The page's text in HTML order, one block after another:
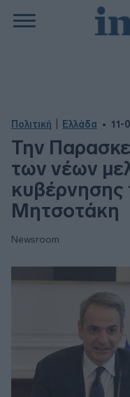
Πολιτική Ελλάδα 11-
Την
των νέων
κυβέρνησης
Μητσοτάκη
Newsroom